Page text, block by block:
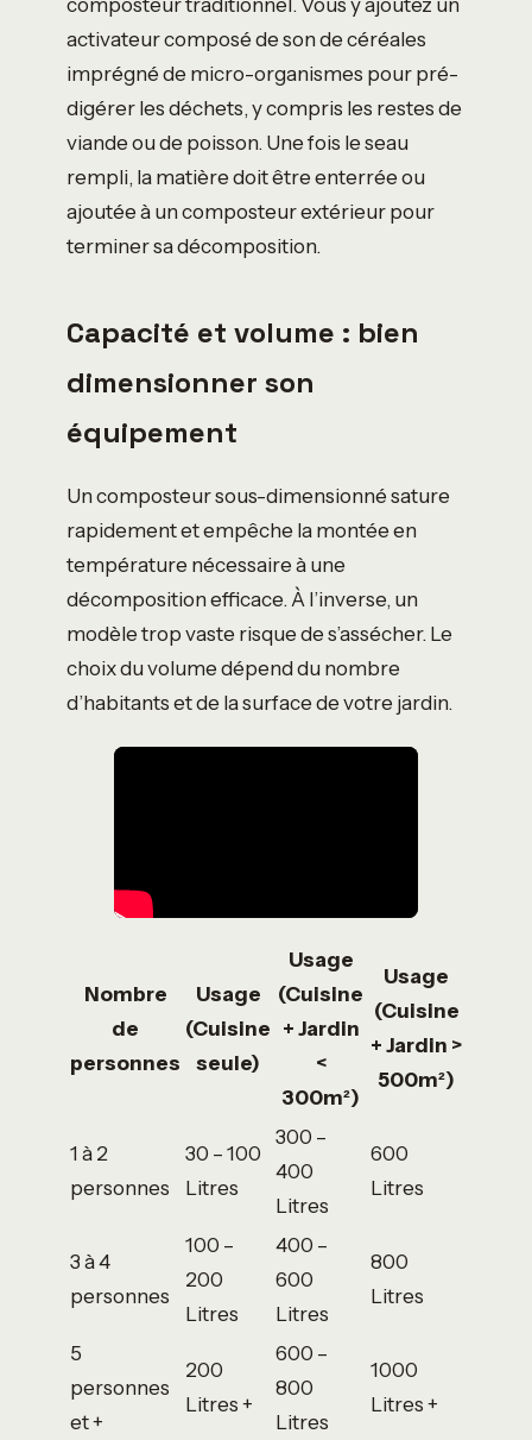
activateur composé de son de céréales
imprégné de micro-organismes pour pré-
digérer les déchets, y compris les restes de
viande ou de poisson. Une fois le seau
rempli, la matière doit être enterrée ou
ajoutée à un composteur extérieur pour
terminer sa décomposition.
Capacité et volume : bien
dimensionner son
équipement
Un composteur sous-dimensionné sature
rapidement et empêche la montée en
température nécessaire à une
décomposition efficace. À l’inverse, un
modèle trop vaste risque de s’assécher. Le
choix du volume dépend du nombre
d’habitants et de la surface de votre jardin.
Nombre
de
personnes
Usage
(Cuisine
seule)
Usage
(Cuisine
+ Jardin
<
300m²)
Usage
(Cuisine
+ Jardin >
500m²)
1 à 2
personnes
30 – 100
Litres
300 –
400
Litres
600
Litres
3 à 4
personnes
100 –
200
Litres
400 –
600
Litres
800
Litres
5
personnes
et +
200
Litres +
600 –
800
Litres
1000
Litres +